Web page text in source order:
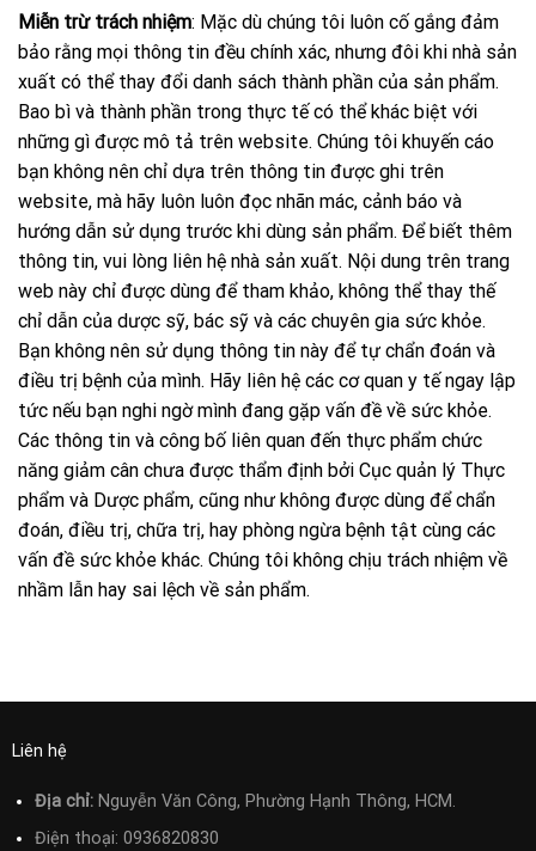
Miễn trừ trách nhiệm: Mặc dù chúng tôi luôn cố gắng đảm
bảo rằng mọi thông tin đều chính xác, nhưng đôi khi nhà sản
xuất có thể thay đổi danh sách thành phần của sản phẩm.
Bao bì và thành phần trong thực tế có thể khác biệt với
những gì được mô tả trên website. Chúng tôi khuyến cáo
bạn không nên chỉ dựa trên thông tin được ghi trên
website, mà hãy luôn luôn đọc nhãn mác, cảnh báo và
hướng dẫn sử dụng trước khi dùng sản phẩm. Để biết thêm
thông tin, vui lòng liên hệ nhà sản xuất. Nội dung trên trang
web này chỉ được dùng để tham khảo, không thể thay thế
chỉ dẫn của dược sỹ, bác sỹ và các chuyên gia sức khỏe.
Bạn không nên sử dụng thông tin này để tự chẩn đoán và
điều trị bệnh của mình. Hãy liên hệ các cơ quan y tế ngay lập
tức nếu bạn nghi ngờ mình đang gặp vấn đề về sức khỏe.
Các thông tin và công bố liên quan đến thực phẩm chức
năng giảm cân chưa được thẩm định bởi Cục quản lý Thực
phẩm và Dược phẩm, cũng như không được dùng để chẩn
đoán, điều trị, chữa trị, hay phòng ngừa bệnh tật cùng các
vấn đề sức khỏe khác. Chúng tôi không chịu trách nhiệm về
nhầm lẫn hay sai lệch về sản phẩm.
Liên hệ
Địa chỉ:Nguyễn Văn Công, Phường Hạnh Thông, HCM.
Điện thoại: 0936820830